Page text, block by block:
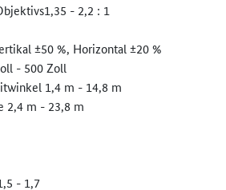
- 2,2 : 1
±50 %, Horizontal ±20 %
- 500 Zoll
1,4 m - 14,8 m
2,4 m - 23,8 m
- 1,7